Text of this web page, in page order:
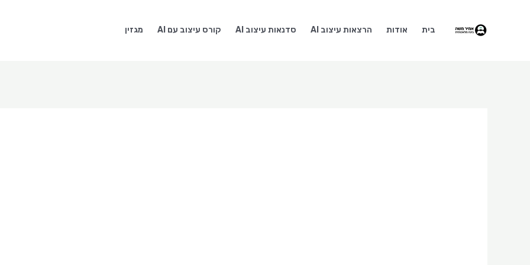
בית אודות הרצאות עיצוב AI סדנאות עיצוב AI קורס עיצוב עם AI מגזין